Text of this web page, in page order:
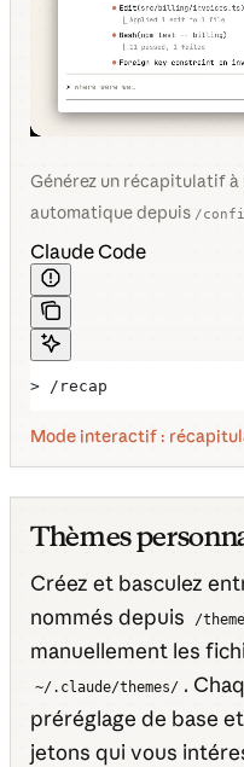
Générez un récapitulatif à
automatique depuis /
Claude Code
> /recap
Mode interactif :
Thèmes
Créez et basculez
nommés depuis
/theme
manuellement les
~/.claude/themes/ .
préréglage de base
jetons qui vous